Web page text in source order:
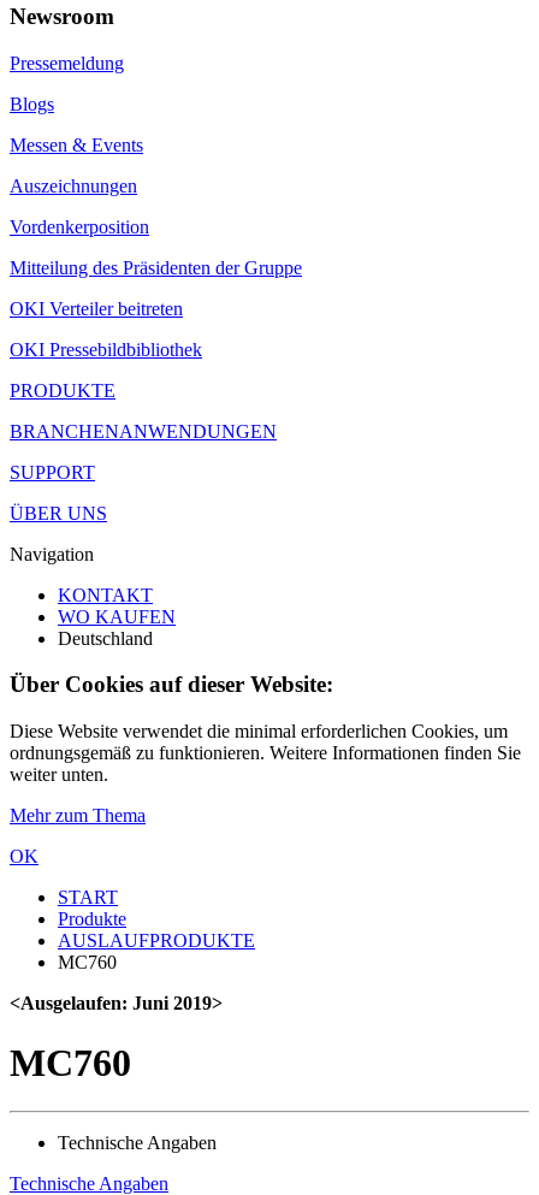
Newsroom
Pressemeldung
Blogs
Messen & Events
Auszeichnungen
Vordenkerposition
Mitteilung des Präsidenten der Gruppe
OKI Verteiler beitreten
OKI Pressebildbibliothek
PRODUKTE
BRANCHENANWENDUNGEN
SUPPORT
ÜBER UNS
Navigation
KONTAKT
WO KAUFEN
Deutschland
Über Cookies auf dieser Website:
Diese Website verwendet die minimal erforderlichen Cookies, um
ordnungsgemäß zu funktionieren. Weitere Informationen finden Sie
weiter unten.
Mehr zum Thema
OK
START
Produkte
AUSLAUFPRODUKTE
MC760
<Ausgelaufen: Juni 2019>
MC760
Technische Angaben
Technische Angaben